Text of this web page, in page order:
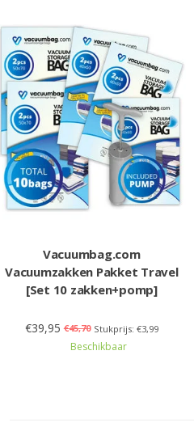
Vacuumbag.com
Vacuumzakken Pakket Travel
[Set 10 zakken+pomp]
€39,95 €45,70 Stukprijs: €3,99
Beschikbaar